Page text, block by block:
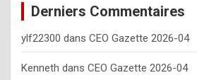
o
t
e
Derniers Commentaires
ylf22300 dans CEO Gazette 2026-04
Kenneth dans CEO Gazette 2026-04